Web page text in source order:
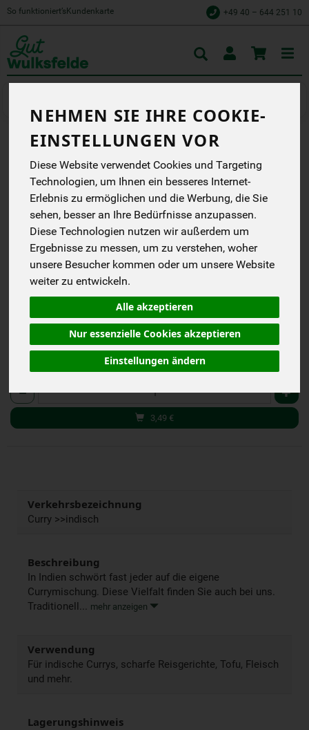
NEHMEN SIE IHRE COOKIE-
EINSTELLUNGEN VOR
Diese Website verwendet Cookies und Targeting
Technologien, um Ihnen ein besseres Internet-
Erlebnis zu ermöglichen und die Werbung, die Sie
sehen, besser an Ihre Bedürfnisse anzupassen.
Diese Technologien nutzen wir außerdem um
Ergebnisse zu messen, um zu verstehen, woher
unsere Besucher kommen oder um unsere Website
weiter zu entwickeln.
Alle akzeptieren
Nur essenzielle Cookies akzeptieren
Einstellungen ändern
So funktioniert’s Kundenkarte +49 40 – 644 251 10
CURRYPULVER INDISCH 50
G
Zum Würzen von
Reisgerichten, Gemüse,
Fleisch und mehr.
Lebensbaum
DE-ÖKO-001
3,49 €
(69,80 € / kg)
inkl. 7% MwSt.
50 g
3,49 €
Verkehrsbezeichnung
Curry >>indisch
Beschreibung
In Indien schwört fast jeder auf die eigene
Currymischung. Diese Vielfalt finden Sie auch bei uns.
Traditionell... mehr anzeigen
Verwendung
Für indische Currys, scharfe Reisgerichte, Tofu, Fleisch
und mehr.
Lagerungshinweis
Toggle
cart